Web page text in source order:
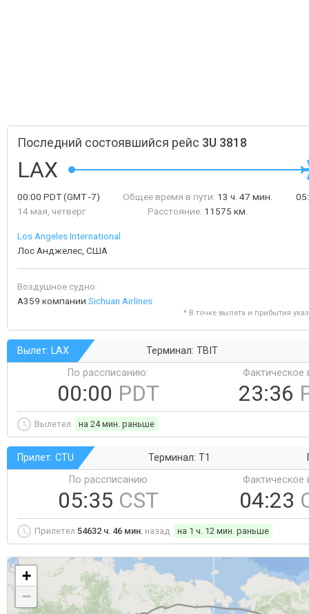
Последний состоявшийся рейс 3U 3818
LAX
00:00 PDT(GMT -7)
14 мая, четверг
Общее время в пути: 13 ч. 47 мин.
Расстояние: 11575 км.
Los Angeles International
Лос Анджелес, США
Воздушное судно:
A359 компании Sichuan Airlines
* В точке вылета и прибытия
Вылет: LAX
Терминал: TBIT
По рассписанию:
00:00 PDT
Фактическое
23:36
Вылетел на 24 мин. раньше
Прилет: CTU Терминал: T1
По рассписанию
05:35 CST
Фактическое
04:23
Прилетел 54632 ч. 46 мин. назад на 1 ч. 12 мин. раньше
+
−